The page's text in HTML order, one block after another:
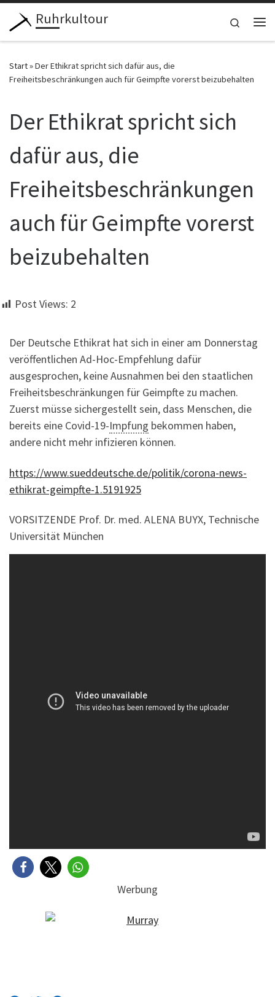
Zum Inhalt springen
Ruhrkultour
Search
Start»Der Ethikrat spricht sich dafür aus, die
Freiheitsbeschränkungen auch für Geimpfte vorerst beizubehalten
Der Ethikrat spricht sich
dafür aus, die
Freiheitsbeschränkungen
auch für Geimpfte vorerst
beizubehalten
Post Views: 2
Der Deutsche Ethikrat hat sich in einer am Donnerstag
veröffentlichen Ad-Hoc-Empfehlung dafür
ausgesprochen, keine Ausnahmen bei den staatlichen
Freiheitsbeschränkungen für Geimpfte zu machen.
Zuerst müsse sichergestellt sein, dass Menschen, die
bereits eine Covid-19-Impfung bekommen haben,
andere nicht mehr infizieren können.
https://www.sueddeutsche.de/politik/corona-news-
ethikrat-geimpfte-1.5191925
VORSITZENDE Prof. Dr. med. ALENA BUYX, Technische
Universität München
Werbung